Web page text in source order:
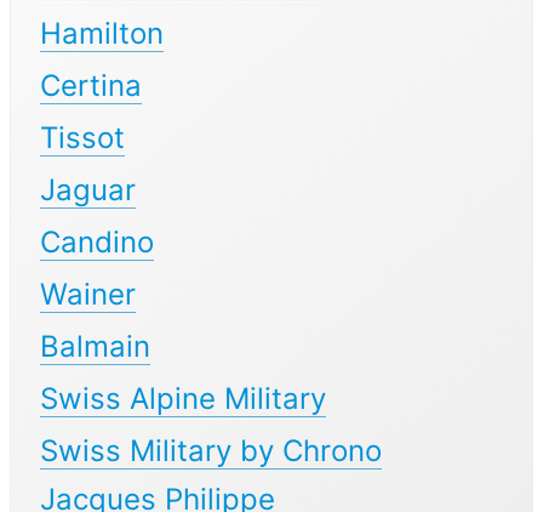
Hamilton
Certina
Tissot
Jaguar
Candino
Wainer
Balmain
Swiss Alpine Military
Swiss Military by Chrono
Jacques Philippe